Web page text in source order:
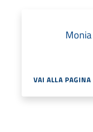
VAI ALLA PAGINA